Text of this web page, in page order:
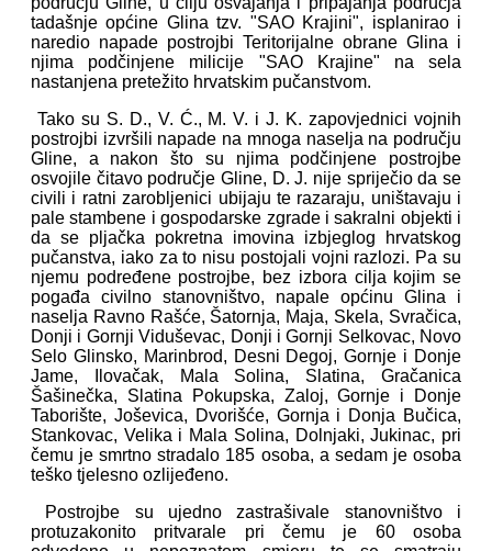
tadašnje općine Glina tzv. "SAO Krajini", isplanirao i
naredio napade postrojbi Teritorijalne obrane Glina i
njima podčinjene milicije "SAO Krajine" na sela
nastanjena pretežito hrvatskim pučanstvom.
Tako su S. D., V. Ć., M. V. i J. K. zapovjednici vojnih
postrojbi izvršili napade na mnoga naselja na području
Gline, a nakon što su njima podčinjene postrojbe
osvojile čitavo područje Gline, D. J. nije spriječio da se
civili i ratni zarobljenici ubijaju te razaraju, uništavaju i
pale stambene i gospodarske zgrade i sakralni objekti i
da se pljačka pokretna imovina izbjeglog hrvatskog
pučanstva, iako za to nisu postojali vojni razlozi. Pa su
njemu podređene postrojbe, bez izbora cilja kojim se
pogađa civilno stanovništvo, napale općinu Glina i
naselja Ravno Rašće, Šatornja, Maja, Skela, Svračica,
Donji i Gornji Viduševac, Donji i Gornji Selkovac, Novo
Selo Glinsko, Marinbrod, Desni Degoj, Gornje i Donje
Jame, Ilovačak, Mala Solina, Slatina, Gračanica
Šašinečka, Slatina Pokupska, Zaloj, Gornje i Donje
Taborište, Joševica, Dvorišće, Gornja i Donja Bučica,
Stankovac, Velika i Mala Solina, Dolnjaki, Jukinac, pri
čemu je smrtno stradalo 185 osoba, a sedam je osoba
teško tjelesno ozlijeđeno.
Postrojbe su ujedno zastrašivale stanovništvo i
protuzakonito pritvarale pri čemu je 60 osoba